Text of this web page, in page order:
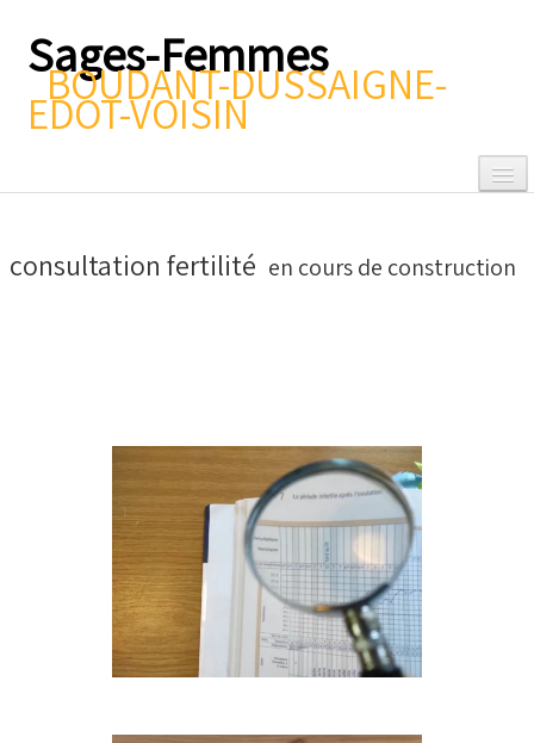
Sages-Femmes
BOUDANT-DUSSAIGNE-
EDOT-VOISIN
Autour de la grossesse▼
Trouver du soutien▼
consultation fertilité en cours de construction